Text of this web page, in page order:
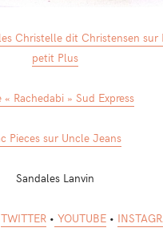
Christelle dit Christensen sur
petit Plus
« Rachedabi » Sud Express
Pieces sur Uncle Jeans
Sandales Lanvin
TWITTER • YOUTUBE •